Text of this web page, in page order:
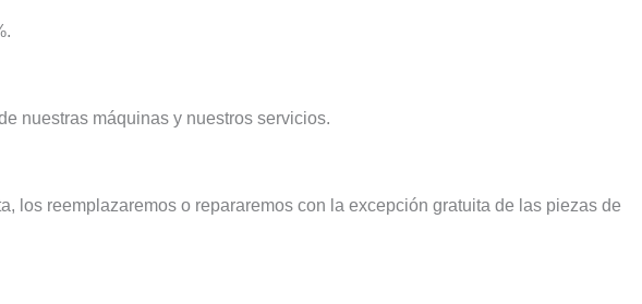
nuestras máquinas y nuestros servicios.
los reemplazaremos o repararemos con la excepción gratuita de las piezas de